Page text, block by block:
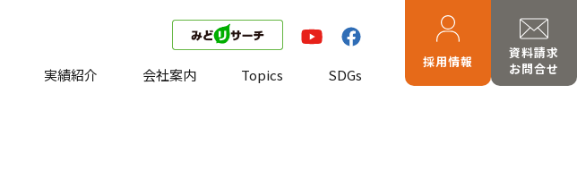
採用情報
資料請求
お問合せ
実績紹介 会社案内 Topics SDGs